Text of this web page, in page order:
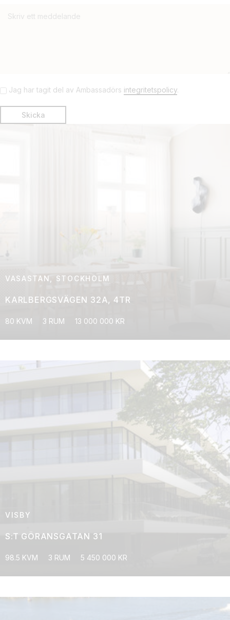
Jag har tagit del av Ambassadörs integritetspolicy.
VASASTAN, STOCKHOLM
KARLBERGSVÄGEN 32A, 4TR
80 KVM 3 RUM 13 000 000 KR
VISBY
S:T GÖRANSGATAN 31
98.5 KVM 3 RUM 5 450 000 KR